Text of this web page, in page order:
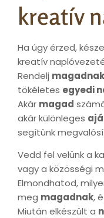
kreatív
Ha úgy érzed,
kreatív
Rendelj magadnak
tökéletes egyedi
Akár magad
akár különleges
segítünk
Vedd fel velünk a
vagy a közösségi
Elmondhatod,
meg magadnak,
Miután elkészült a